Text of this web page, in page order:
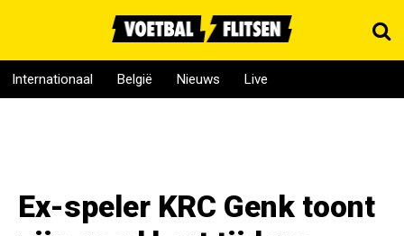
Internationaal België Nieuws Live
Ex-speler KRC Genk toont